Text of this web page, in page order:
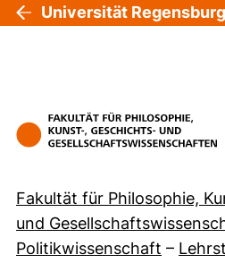
Universität Regensburg
Fakultät für Philosophie,
und
Politikwissenschaft –